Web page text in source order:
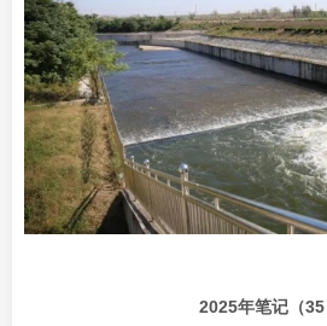
2025年笔记（35